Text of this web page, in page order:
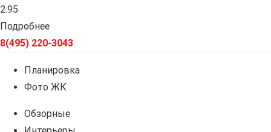
2.95
Подробнее
8(495) 220-3043
Планировка
Фото ЖК
Обзорные